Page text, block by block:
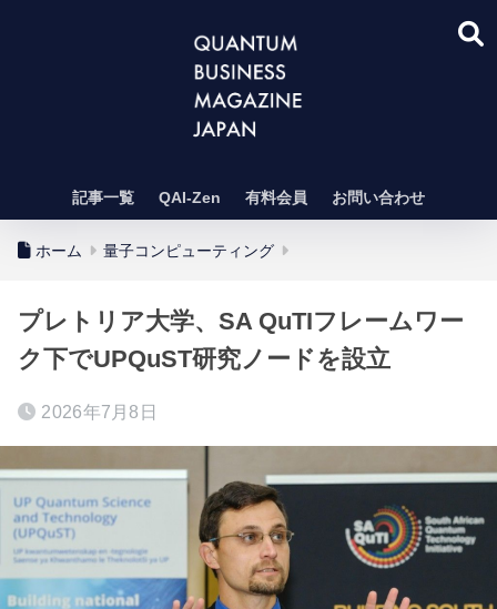
記事一覧 QAI-Zen 有料会員 お問い合わせ
ホーム 量子コンピューティング
プレトリア大学、SA QuTIフレームワー
ク下でUPQuST研究ノードを設立
2026年7月8日